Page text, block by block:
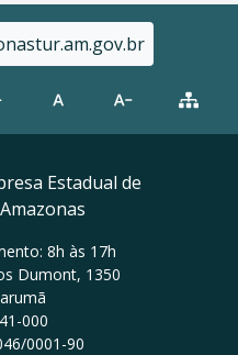
Estadual de
8h às 17h
Dumont, 1350
000
0001-90